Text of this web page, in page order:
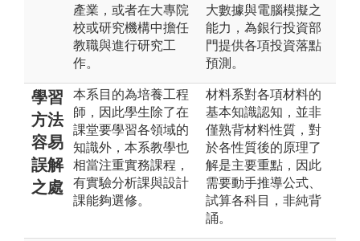
產業，或者在大專院
校或研究機構中擔任
教職與進行研究工
作。
大數據與電腦模擬之
能力，為銀行投資部
門提供各項投資落點
預測。
學習
方法
容易
誤解
之處
本系目的為培養工程
師，因此學生除了在
課堂要學習各領域的
知識外，本系教學也
相當注重實務課程，
有實驗分析課與設計
課能夠選修。
材料系對各項材料的
基本知識認知，並非
僅熟背材料性質，對
於各性質後的原理了
解是主要重點，因此
需要動手推導公式、
試算各科目，非純背
誦。